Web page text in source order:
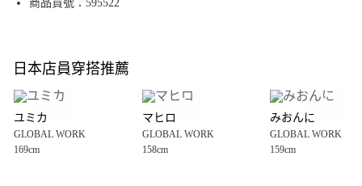
全盈+PAY
大哥付你分期
【大哥付你分期使用說明】
1.本服務由台灣大哥大提供，台灣大哥大用戶可立即使用無須另外申請。
2.付款方式選擇「大哥付你分期」，訂單成立後會自動跳轉到大哥付的交易
AFTEE先享後付
商品貨號：595522
日本店員穿搭推薦
ユミカ
GLOBAL WORK
169cm
マヒロ
GLOBAL WORK
158cm
みおんに
GLOBAL WORK
159cm